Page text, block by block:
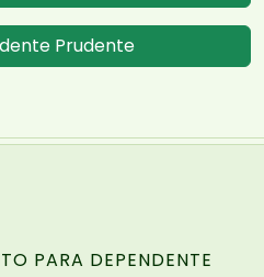
Prudente
PARA DEPENDENTE